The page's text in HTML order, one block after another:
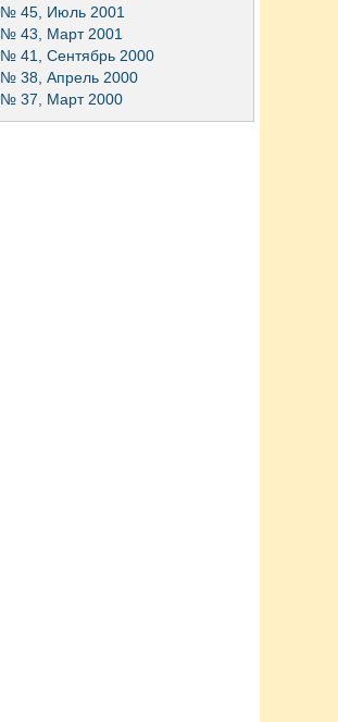
№ 45, Июль 2001
№ 43, Март 2001
№ 41, Сентябрь 2000
№ 38, Апрель 2000
№ 37, Март 2000